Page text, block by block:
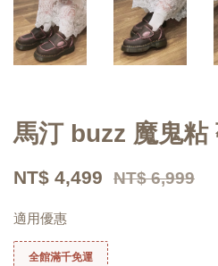
馬汀 buzz 魔鬼粘
NT$ 4,499 NT$ 6,999
適用優惠
全館滿千免運